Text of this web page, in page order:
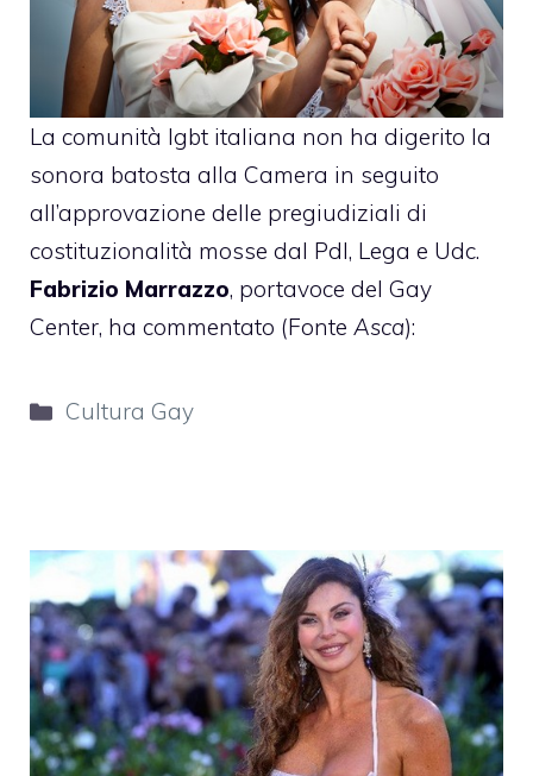
La comunità lgbt italiana non ha digerito la
sonora batosta alla Camera in seguito
all’approvazione delle pregiudiziali di
costituzionalità mosse dal Pdl, Lega e Udc.
Fabrizio Marrazzo, portavoce del Gay
Center, ha commentato (Fonte Asca):
Categorie
Cultura Gay